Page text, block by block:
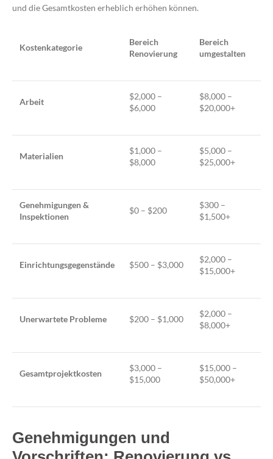
und die Gesamtkosten erheblich erhöhen können.
Kostenkategorie
Bereich
Renovierung
Bereich
umgestalten
Arbeit
$2,000 –
$6,000
$8,000 –
$20,000+
Materialien
$1,000 –
$8,000
$5,000 –
$25,000+
Genehmigungen &
Inspektionen
$0 – $200
$300 –
$1,500+
Einrichtungsgegenstände $500 – $3,000
$2,000 –
$15,000+
Unerwartete Probleme $200 – $1,000
$2,000 –
$8,000+
Gesamtprojektkosten
$3,000 –
$15,000
$15,000 –
$50,000+
Genehmigungen und